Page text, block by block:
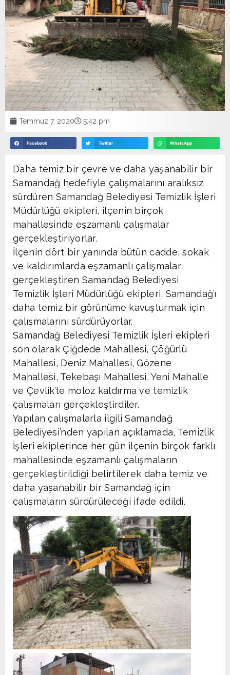
Temmuz 7, 2020 5:42 pm
Facebook Twitter WhatsApp
Daha temiz bir çevre ve daha yaşanabilir bir
Samandağ hedefiyle çalışmalarını aralıksız
sürdüren Samandağ Belediyesi Temizlik İşleri
Müdürlüğü ekipleri, ilçenin birçok
mahallesinde eşzamanlı çalışmalar
gerçekleştiriyorlar.
İlçenin dört bir yanında bütün cadde, sokak
ve kaldırımlarda eşzamanlı çalışmalar
gerçekleştiren Samandağ Belediyesi
Temizlik İşleri Müdürlüğü ekipleri, Samandağ’ı
daha temiz bir görünüme kavuşturmak için
çalışmalarını sürdürüyorlar.
Samandağ Belediyesi Temizlik İşleri ekipleri
son olarak Çiğdede Mahallesi, Çöğürlü
Mahallesi, Deniz Mahallesi, Gözene
Mahallesi, Tekebaşı Mahallesi, Yeni Mahalle
ve Çevlik’te moloz kaldırma ve temizlik
çalışmaları gerçekleştirdiler.
Yapılan çalışmalarla ilgili Samandağ
Belediyesi’nden yapılan açıklamada, Temizlik
İşleri ekiplerince her gün ilçenin birçok farklı
mahallesinde eşzamanlı çalışmaların
gerçekleştirildiği belirtilerek daha temiz ve
daha yaşanabilir bir Samandağ için
çalışmaların sürdürüleceği ifade edildi.